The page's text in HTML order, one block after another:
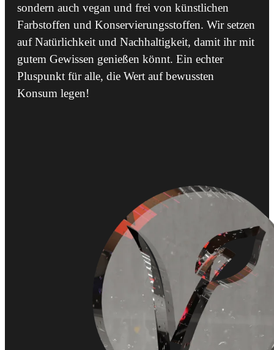
sondern auch vegan und frei von künstlichen
Farbstoffen und Konservierungsstoffen. Wir setzen
auf Natürlichkeit und Nachhaltigkeit, damit ihr mit
gutem Gewissen genießen könnt. Ein echter
Pluspunkt für alle, die Wert auf bewussten
Konsum legen!